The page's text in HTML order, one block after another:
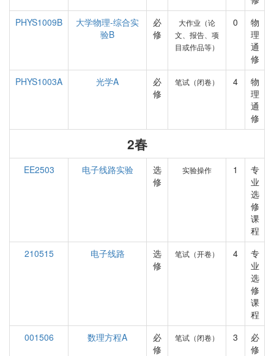
PHYS1009B
大学物理-综合实
验B
必
修
大作业（论
文、报告、项
目或作品等）
0
物
理
通
修
PHYS1003A
光学A
必
修
笔试（闭卷） 4
物
理
通
修
2春
EE2503 电子线路实验
选
修
实验操作 1
专
业
选
修
课
程
210515
电子线路
选
修
笔试（开卷） 4
专
业
选
修
课
程
001506
数理方程A
必
修
笔试（闭卷） 3
必
修